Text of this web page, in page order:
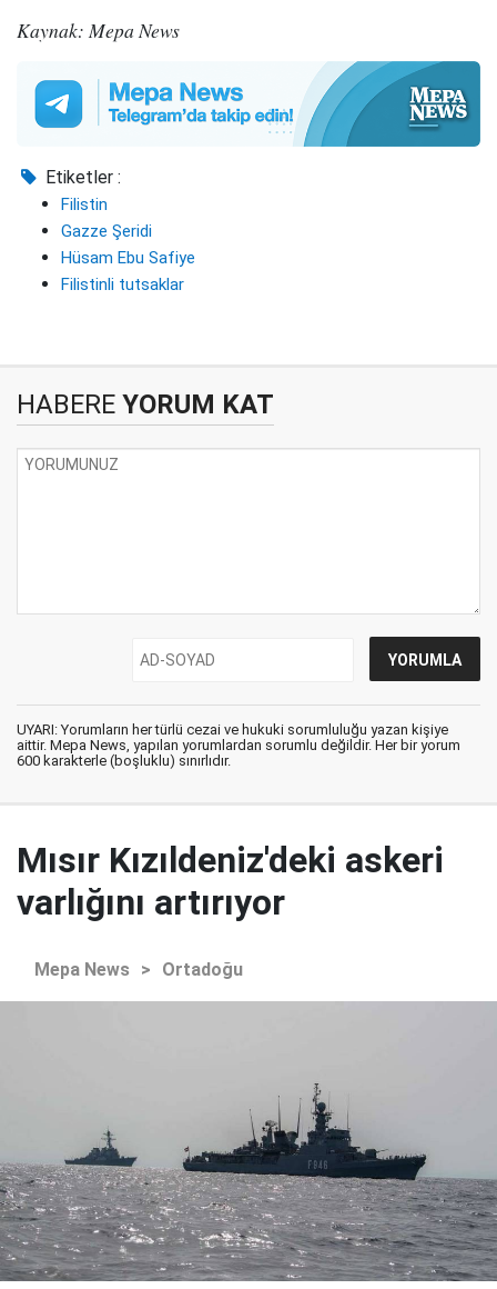
Kaynak: Mepa News
Etiketler :
Filistin
Gazze Şeridi
Hüsam Ebu Safiye
Filistinli tutsaklar
HABERE YORUM KAT
UYARI: Yorumların her türlü cezai ve hukuki sorumluluğu yazan kişiye
aittir. Mepa News, yapılan yorumlardan sorumlu değildir. Her bir yorum
600 karakterle (boşluklu) sınırlıdır.
Mısır Kızıldeniz'deki askeri
varlığını artırıyor
Mepa News > Ortadoğu